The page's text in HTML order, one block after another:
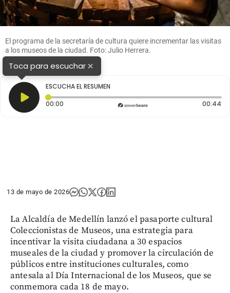
El programa de la secretaría de cultura quiere incrementar las visitas
a los museos de la ciudad. Foto: Julio Herrera.
Toca para escuchar×
ESCUCHA EL RESUMEN
00:00 Tiempo transcurrido: 0 segundos 00:44
13 de mayo de 2026
La Alcaldía de Medellín lanzó el pasaporte cultural
Coleccionistas de Museos, una estrategia para
incentivar la visita ciudadana a 30 espacios
museales de la ciudad y promover la circulación de
públicos entre instituciones culturales, como
antesala al Día Internacional de los Museos, que se
conmemora cada 18 de mayo.